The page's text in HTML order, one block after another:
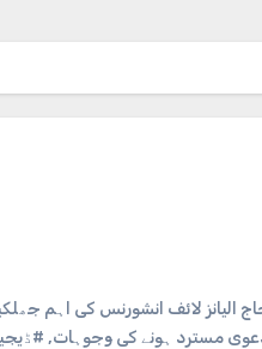
الیانز لائف انشورنس کی اہم
مسترد ہونے کی وجوہات,